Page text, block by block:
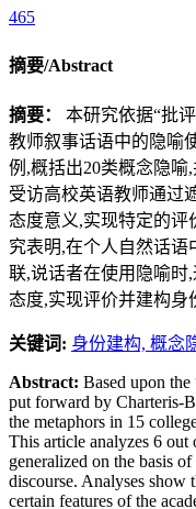
465
摘要/Abstract
摘要： 本研究依据“批
教师叙事话语中的隐喻
例,概括出20类概念隐喻
受访高校英语教师通过
态度意义,实现特定的评
究表明,在个人自然话语
联,说话者在使用隐喻时
态度,实现评价并建构身
关键词: 身份建构, 概念
Abstract: Based upon
put forward by Charteris-
the metaphors in 15
This article analyzes 6 out
generalized on the basis
discourse. Analyses show
certain features of the